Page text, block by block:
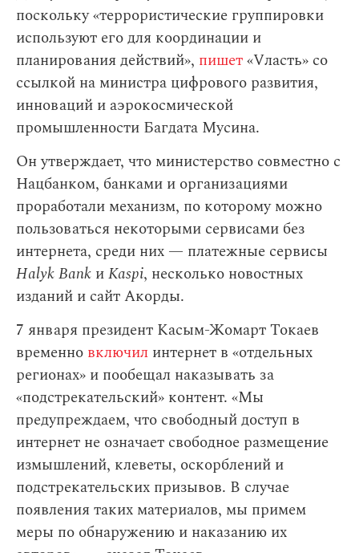
поскольку «террористические группировки
используют его для координации и
планирования действий», пишет«Vласть» со
ссылкой на министра цифрового развития,
инноваций и аэрокосмической
промышленности Багдата Мусина.
Он утверждает, что министерство совместно с
Нацбанком, банками и организациями
проработали механизм, по которому можно
пользоваться некоторыми сервисами без
интернета, среди них — платежные сервисы
Halyk Bank иKaspi, несколько новостных
изданий и сайт Акорды.
7 января президент Касым-Жомарт Токаев
временно включил интернет в «отдельных
регионах» и пообещал наказывать за
«подстрекательский» контент. «Мы
предупреждаем, что свободный доступ в
интернет не означает свободное размещение
измышлений, клеветы, оскорблений и
подстрекательских призывов. В случае
появления таких материалов, мы примем
меры по обнаружению и наказанию их